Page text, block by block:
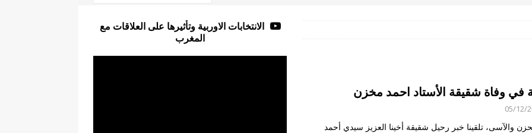
observateurs
الملاحظة الانتخابية لاستحقاقات 23 شتنبر 2026
في وفاة شقيقة الأستاد احمد مخزن
05/12/
والآسى، تلقينا خبر رحيل شقيقة أخينا العزيز سيدي أحمد
الانتخابات الاوربية وتأثيرها على العلاقات مع
المغرب